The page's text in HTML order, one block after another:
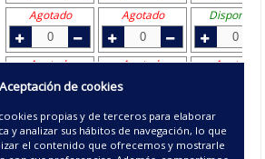
Agotado Agotado Disponible
Agotado Agotado Agotado
Disponible Disponible Disponible
Aceptación de cookies
propias y de terceros para elaborar
y analizar sus hábitos de navegación, lo que
el contenido que ofrecemos y mostrarle